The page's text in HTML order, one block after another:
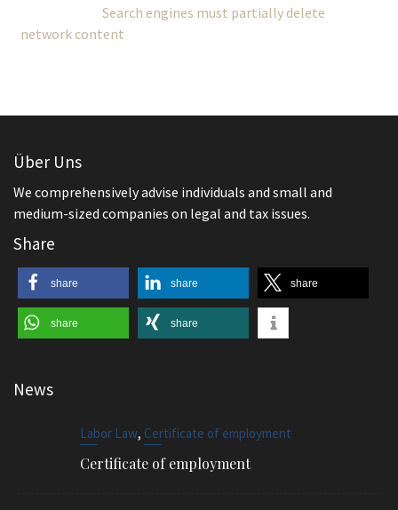
Search engines must partially delete
network content
Über Uns
We comprehensively advise individuals and small and
medium-sized companies on legal and tax issues.
Share
share share share
share share
News
Labor Law, Certificate of employment
Certificate of employment